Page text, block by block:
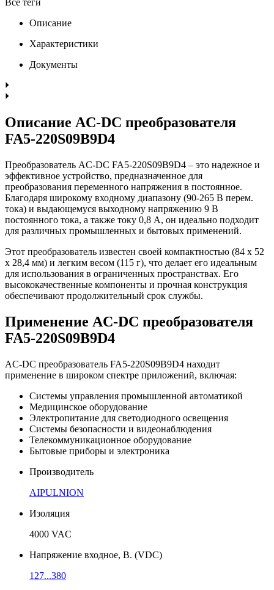
Описание
Характеристики
Документы
Описание AC-DC преобразователя
FA5-220S09B9D4
Преобразователь AC-DC FA5-220S09B9D4 – это надежное и
эффективное устройство, предназначенное для
преобразования переменного напряжения в постоянное.
Благодаря широкому входному диапазону (90-265 В перем.
тока) и выдающемуся выходному напряжению 9 В
постоянного тока, а также току 0,8 А, он идеально подходит
для различных промышленных и бытовых применений.
Этот преобразователь известен своей компактностью (84 x 52
x 28,4 мм) и легким весом (115 г), что делает его идеальным
для использования в ограниченных пространствах. Его
высококачественные компоненты и прочная конструкция
обеспечивают продолжительный срок службы.
Применение AC-DC преобразователя
FA5-220S09B9D4
AC-DC преобразователь FA5-220S09B9D4 находит
применение в широком спектре приложений, включая:
Системы управления промышленной автоматикой
Медицинское оборудование
Электропитание для светодиодного освещения
Системы безопасности и видеонаблюдения
Телекоммуникационное оборудование
Бытовые приборы и электроника
Производитель
AIPULNION
Изоляция
4000 VAC
Напряжение входное, В. (VDC)
127...380